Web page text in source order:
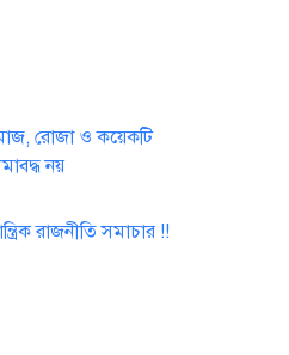
রোজা ও কয়েকটি
নয়
রাজনীতি সমাচার !!